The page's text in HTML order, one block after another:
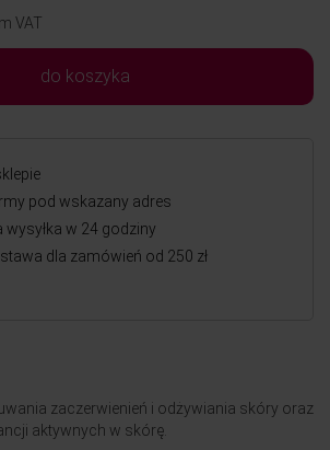
VAT
do koszyka
pod wskazany adres
w 24 godziny
dla zamówień od 250 zł
zaczerwienień i odżywiania skóry oraz
aktywnych w skórę.